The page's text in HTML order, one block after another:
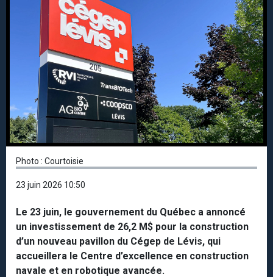
Photo : Courtoisie
23 juin 2026 10:50
Le 23 juin, le gouvernement du Québec a annoncé
un investissement de 26,2 M$ pour la construction
d’un nouveau pavillon du Cégep de Lévis, qui
accueillera le Centre d’excellence en construction
navale et en robotique avancée.